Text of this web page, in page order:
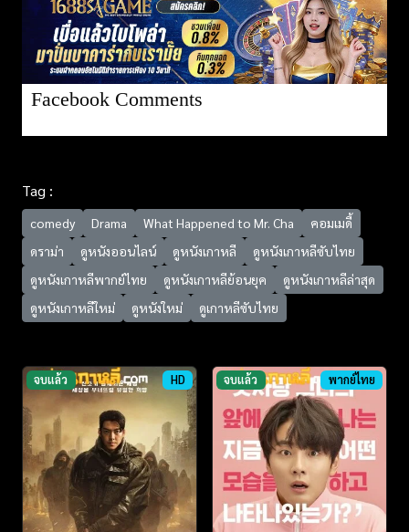
Facebook Comments
Tag :
comedy Drama What Happened to Mr. Cha
คอมเมดี้
ดราม่า
ดูหนังออนไลน์ ดูหนังเกาหลี
ดูหนังเกาหลีซับไทย
ดูหนังเกาหลีพากย์ไทย
ดูหนังเกาหลีย้อนยุค
ดูหนังเกาหลีล่าสุด
ดูหนังเกาหลีใหม่
ดูหนังใหม่ ดูเกาหลีซับไทย
จบแล้ว HD จบแล้ว พากย์ไทย